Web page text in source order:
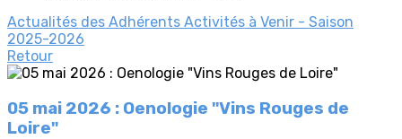
Actualités des Adhérents Activités à Venir - Saison
2025-2026
Retour
05 mai 2026 : Oenologie "Vins Rouges de
Loire"